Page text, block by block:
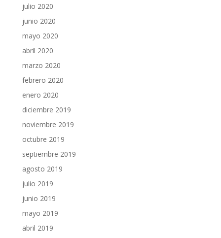
julio 2020
junio 2020
mayo 2020
abril 2020
marzo 2020
febrero 2020
enero 2020
diciembre 2019
noviembre 2019
octubre 2019
septiembre 2019
agosto 2019
julio 2019
junio 2019
mayo 2019
abril 2019